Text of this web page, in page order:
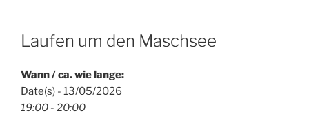
Laufen um den Maschsee
Wann / ca. wie lange:
Date(s) - 13/05/2026
19:00 - 20:00